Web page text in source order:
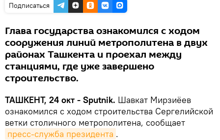
Подписаться
Глава государства ознакомился с ходом
сооружения линий метрополитена в двух
районах Ташкента и проехал между
станциями, где уже завершено
строительство.
ТАШКЕНТ, 24 окт - Sputnik. Шавкат Мирзиёев
ознакомился с ходом строительства Сергелийской
ветки столичного метрополитена, сообщает
пресс-служба президента .